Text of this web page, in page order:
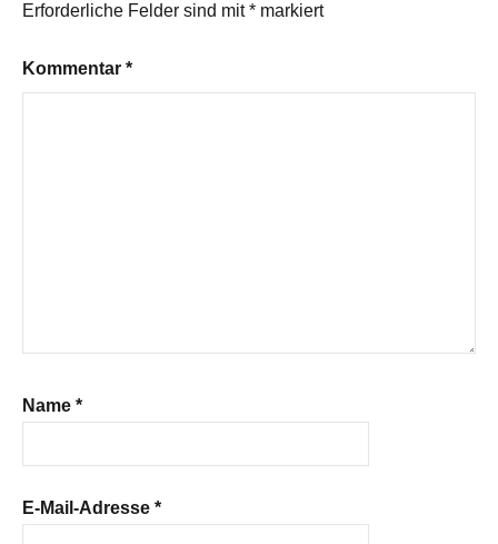
Erforderliche Felder sind mit* markiert
Kommentar *
Name *
E-Mail-Adresse *